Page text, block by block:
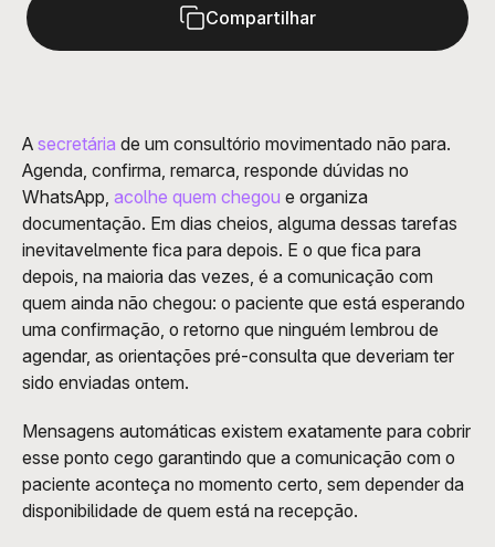
Compartilhar
A secretária de um consultório movimentado não para.
Agenda, confirma, remarca, responde dúvidas no
WhatsApp, acolhe quem chegou e organiza
documentação. Em dias cheios, alguma dessas tarefas
inevitavelmente fica para depois. E o que fica para
depois, na maioria das vezes, é a comunicação com
quem ainda não chegou: o paciente que está esperando
uma confirmação, o retorno que ninguém lembrou de
agendar, as orientações pré-consulta que deveriam ter
sido enviadas ontem.
Mensagens automáticas existem exatamente para cobrir
esse ponto cego garantindo que a comunicação com o
paciente aconteça no momento certo, sem depender da
disponibilidade de quem está na recepção.